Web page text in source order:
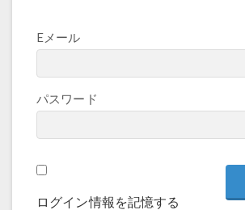
Eメール
パスワード
ログイン情報を記憶する